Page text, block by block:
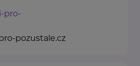
pro-
pozustale.cz